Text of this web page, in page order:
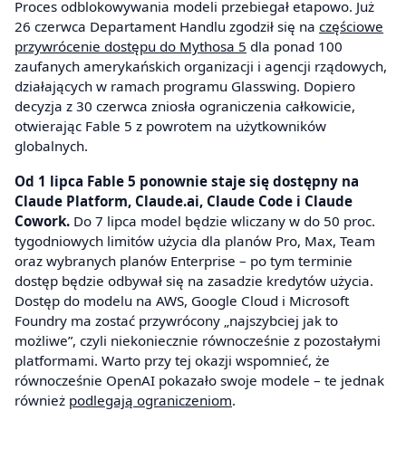
Proces odblokowywania modeli przebiegał etapowo. Już
26 czerwca Departament Handlu zgodził się na częściowe
przywrócenie dostępu do Mythosa 5 dla ponad 100
zaufanych amerykańskich organizacji i agencji rządowych,
działających w ramach programu Glasswing. Dopiero
decyzja z 30 czerwca zniosła ograniczenia całkowicie,
otwierając Fable 5 z powrotem na użytkowników
globalnych.
Od 1 lipca Fable 5 ponownie staje się dostępny na
Claude Platform, Claude.ai, Claude Code i Claude
Cowork. Do 7 lipca model będzie wliczany w do 50 proc.
tygodniowych limitów użycia dla planów Pro, Max, Team
oraz wybranych planów Enterprise – po tym terminie
dostęp będzie odbywał się na zasadzie kredytów użycia.
Dostęp do modelu na AWS, Google Cloud i Microsoft
Foundry ma zostać przywrócony „najszybciej jak to
możliwe”, czyli niekoniecznie równocześnie z pozostałymi
platformami. Warto przy tej okazji wspomnieć, że
równocześnie OpenAI pokazało swoje modele – te jednak
również podlegają ograniczeniom.